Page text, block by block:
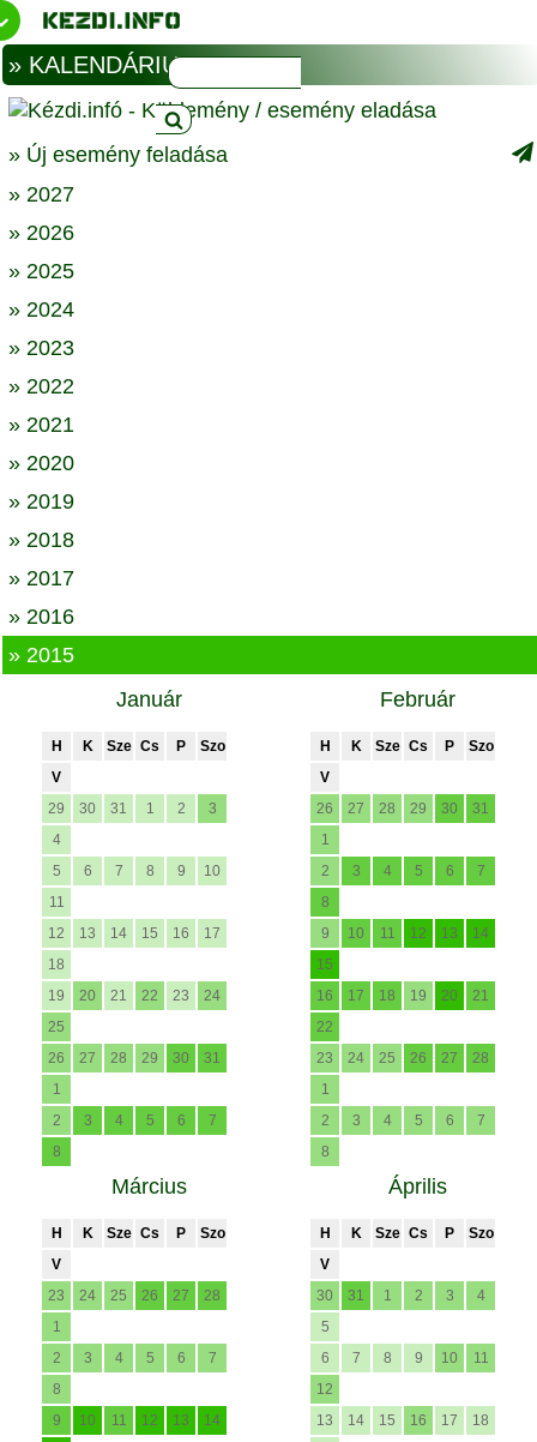
» KALENDÁRIUM
» Új esemény feladása
» 2027
» 2026
» 2025
» 2024
» 2023
» 2022
» 2021
» 2020
» 2019
» 2018
» 2017
» 2016
» 2015
Január
H K Sze Cs P
Szo
V
29
30 31 1 2
3
4
5
6 7 8 9
10
11
12
13 14 15 16
17
18
19
20 21 22 23
24
25
26
27 28 29 30
31
1
2
3 4 5 6
7
8
Február
H K Sze Cs P
Szo
V
26
27 28 29 30
31
1
2
3 4 5 6
7
8
9
10 11 12 13
14
15
16
17 18 19 20
21
22
23
24 25 26 27
28
1
2
3 4 5 6
7
8
Március
H K Sze Cs P
Szo
V
23
24 25 26 27
28
1
2
3 4 5 6
7
8
9
10 11 12 13
14
Április
H K Sze Cs P
Szo
V
30
31 1 2 3
4
5
6
7 8 9 10
11
12
13
14 15 16 17
18